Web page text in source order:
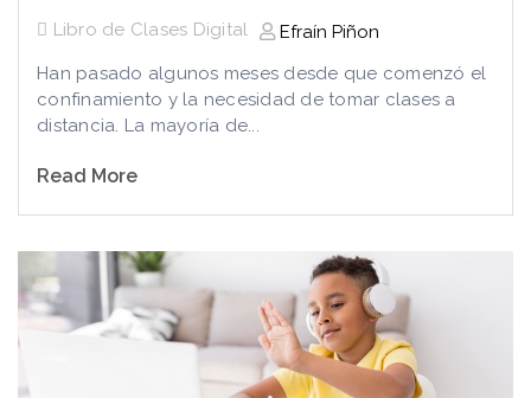
Libro de Clases Digital
Efraín Piñon
Han pasado algunos meses desde que comenzó el
confinamiento y la necesidad de tomar clases a
distancia. La mayoría de...
Read More